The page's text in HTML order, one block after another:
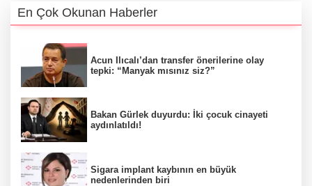
En Çok Okunan Haberler
Acun Ilıcalı’dan transfer önerilerine olay
tepki: “Manyak mısınız siz?”
Bakan Gürlek duyurdu: İki çocuk cinayeti
aydınlatıldı!
Sigara implant kaybının en büyük
nedenlerinden biri